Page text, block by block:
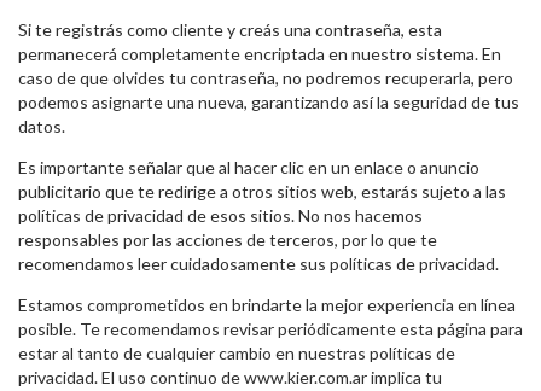
Si te registrás como cliente y creás una contraseña, esta
permanecerá completamente encriptada en nuestro sistema. En
caso de que olvides tu contraseña, no podremos recuperarla, pero
podemos asignarte una nueva, garantizando así la seguridad de tus
datos.
Es importante señalar que al hacer clic en un enlace o anuncio
publicitario que te redirige a otros sitios web, estarás sujeto a las
políticas de privacidad de esos sitios. No nos hacemos
responsables por las acciones de terceros, por lo que te
recomendamos leer cuidadosamente sus políticas de privacidad.
Estamos comprometidos en brindarte la mejor experiencia en línea
posible. Te recomendamos revisar periódicamente esta página para
estar al tanto de cualquier cambio en nuestras políticas de
privacidad. El uso continuo dewww.kier.com.arimplica tu